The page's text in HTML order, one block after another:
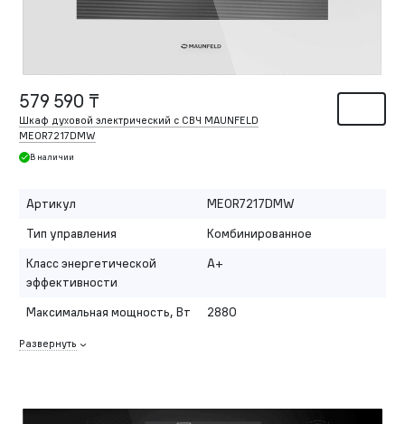
579 590 ₸
Шкаф духовой электрический с СВЧ MAUNFELD
MEOR7217DMW
В наличии
Артикул
MEOR7217DMW
Тип управления
Комбинированное
Класс энергетической
эффективности
A+
Максимальная мощность, Вт 2880
Развернуть